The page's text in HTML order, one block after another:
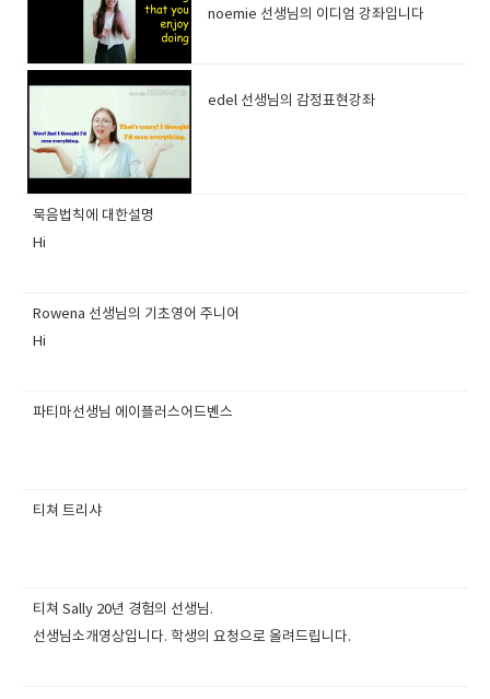
noemie 선생님의 이디엄 강좌입니다
edel 선생님의 감정표현강좌
묵음법칙에 대한설명
Hi
Rowena 선생님의 기초영어 주니어
Hi
파티마선생님 에이플러스어드벤스
티쳐 트리샤
티쳐 Sally 20년 경험의 선생님.
선생님소개영상입니다. 학생의 요청으로 올려드립니다.